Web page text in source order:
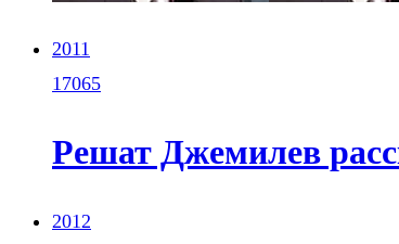
2011
17065
Решат Джемилев
2012